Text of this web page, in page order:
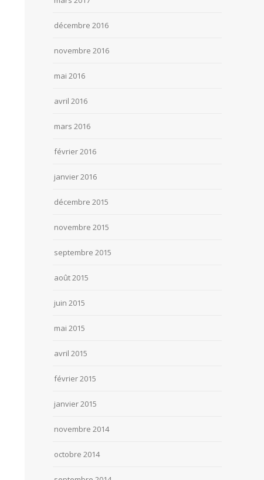
décembre 2016
novembre 2016
mai 2016
avril 2016
mars 2016
février 2016
janvier 2016
décembre 2015
novembre 2015
septembre 2015
août 2015
juin 2015
mai 2015
avril 2015
février 2015
janvier 2015
novembre 2014
octobre 2014